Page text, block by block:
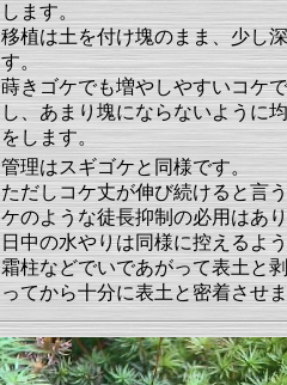
します。
移植は土を付け塊のまま、少し
す。
蒔きゴケでも増やしやすいコケ
し、あまり塊にならないように
をします。
管理はスギゴケと同様です。
ただしコケ丈が伸び続けると言
ケのような徒長抑制の必用はあ
日中の水やりは同様に控えるよう
霜柱などでいであがって表土と
ってから十分に表土と密着させま